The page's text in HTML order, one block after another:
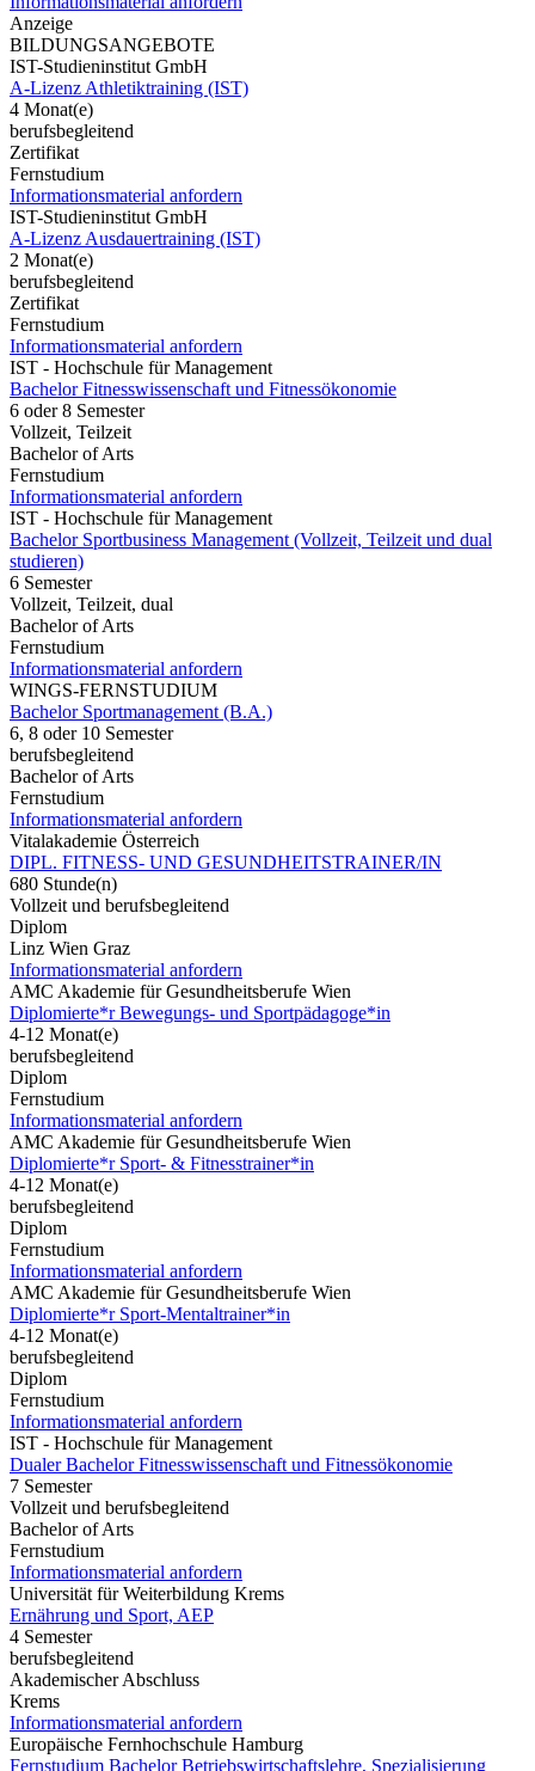
Anzeige
BILDUNGSANGEBOTE
IST-Studieninstitut GmbH
A-Lizenz Athletiktraining (IST)
4 Monat(e)
berufsbegleitend
Zertifikat
Fernstudium
Informationsmaterial anfordern
IST-Studieninstitut GmbH
A-Lizenz Ausdauertraining (IST)
2 Monat(e)
berufsbegleitend
Zertifikat
Fernstudium
Informationsmaterial anfordern
IST - Hochschule für Management
Bachelor Fitnesswissenschaft und Fitnessökonomie
6 oder 8 Semester
Vollzeit, Teilzeit
Bachelor of Arts
Fernstudium
Informationsmaterial anfordern
IST - Hochschule für Management
Bachelor Sportbusiness Management (Vollzeit, Teilzeit und dual
studieren)
6 Semester
Vollzeit, Teilzeit, dual
Bachelor of Arts
Fernstudium
Informationsmaterial anfordern
WINGS-FERNSTUDIUM
Bachelor Sportmanagement (B.A.)
6, 8 oder 10 Semester
berufsbegleitend
Bachelor of Arts
Fernstudium
Informationsmaterial anfordern
Vitalakademie Österreich
DIPL. FITNESS- UND GESUNDHEITSTRAINER/IN
680 Stunde(n)
Vollzeit und berufsbegleitend
Diplom
Linz Wien Graz
Informationsmaterial anfordern
AMC Akademie für Gesundheitsberufe Wien
Diplomierte*r Bewegungs- und Sportpädagoge*in
4-12 Monat(e)
berufsbegleitend
Diplom
Fernstudium
Informationsmaterial anfordern
AMC Akademie für Gesundheitsberufe Wien
Diplomierte*r Sport- & Fitnesstrainer*in
4-12 Monat(e)
berufsbegleitend
Diplom
Fernstudium
Informationsmaterial anfordern
AMC Akademie für Gesundheitsberufe Wien
Diplomierte*r Sport-Mentaltrainer*in
4-12 Monat(e)
berufsbegleitend
Diplom
Fernstudium
Informationsmaterial anfordern
IST - Hochschule für Management
Dualer Bachelor Fitnesswissenschaft und Fitnessökonomie
7 Semester
Vollzeit und berufsbegleitend
Bachelor of Arts
Fernstudium
Informationsmaterial anfordern
Universität für Weiterbildung Krems
Ernährung und Sport, AEP
4 Semester
berufsbegleitend
Akademischer Abschluss
Krems
Informationsmaterial anfordern
Europäische Fernhochschule Hamburg
Fernstudium Bachelor Betriebswirtschaftslehre, Spezialisierung